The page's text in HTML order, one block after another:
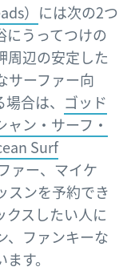
） には次の2つ
にうってつけの
周辺の安定した
サーファー向
合は、 ゴッド
ン・サーフ・
Surf
ァー、マイケ
スンを予約でき
クスしたい人に
、ファンキーな
す。